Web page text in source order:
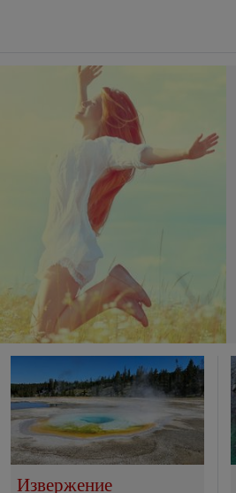
Извержение